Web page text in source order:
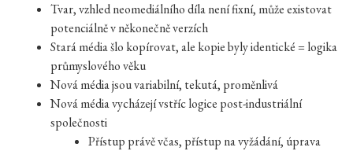
Tvar, vzhled neomediálního díla není fixní, může existovat
potenciálně v někonečně verzích
Stará média šlo kopírovat, ale kopie byly identické = logika
průmyslového věku
Nová média jsou variabilní, tekutá, proměnlivá
Nová média vycházejí vstříc logice post-industriální
společnosti
Přístup právě včas, přístup na vyžádání, úprava